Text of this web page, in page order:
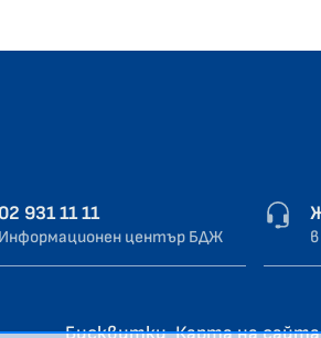
02 931 11 11
Информационен център БДЖ
Бисквитки Карта на сайта